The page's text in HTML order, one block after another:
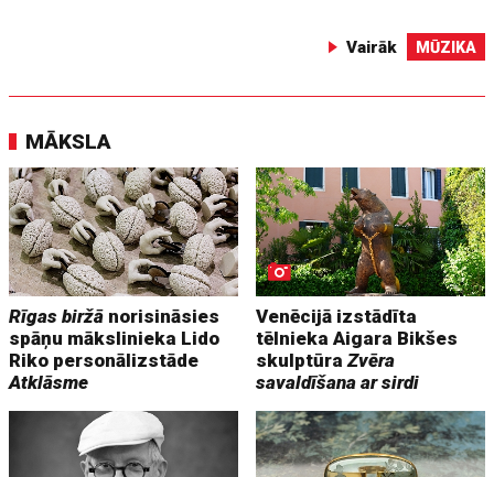
Vairāk MŪZIKA
MĀKSLA
Rīgas biržā norisināsies
spāņu mākslinieka Lido
Riko personālizstāde
Atklāsme
Venēcijā izstādīta
tēlnieka Aigara Bikšes
skulptūraZvēra
savaldīšana ar sirdi